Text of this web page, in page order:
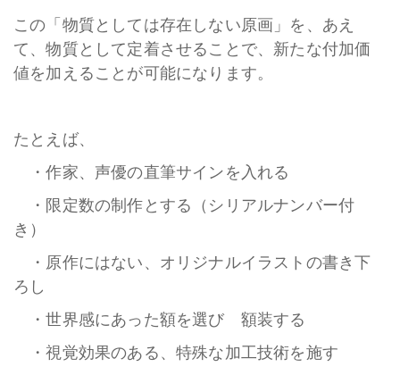
この「物質としては存在しない原画」を、あえ
て、物質として定着させることで、新たな付加価
値を加えることが可能になります。
たとえば、
・作家、声優の直筆サインを入れる
・限定数の制作とする（シリアルナンバー付
き）
・原作にはない、オリジナルイラストの書き下
ろし
・世界感にあった額を選び 額装する
・視覚効果のある、特殊な加工技術を施す